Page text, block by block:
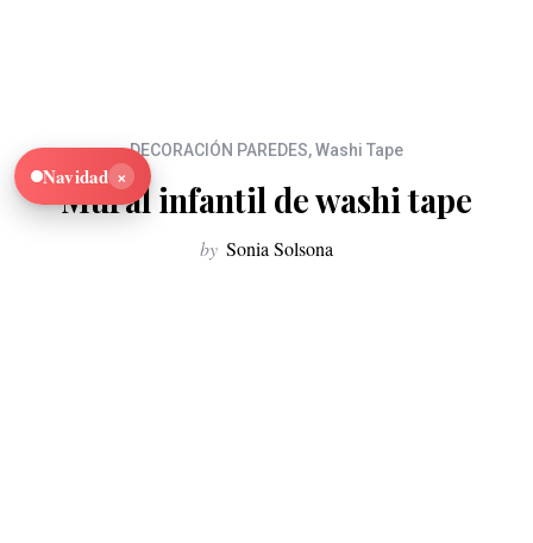
DECORACIÓN PAREDES,Washi Tape
Mural infantil de washi tape
by Sonia Solsona
Navidad ×